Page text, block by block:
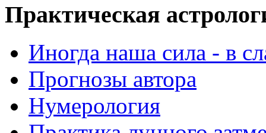
Практическая
Иногда наша сила - в
Прогнозы автора
Нумерология